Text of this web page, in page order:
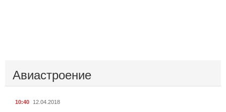
Авиастроение
10:40 12.04.2018